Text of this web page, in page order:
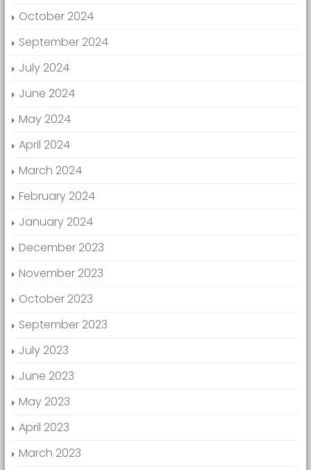
October 2024
September 2024
July 2024
June 2024
May 2024
April 2024
March 2024
February 2024
January 2024
December 2023
November 2023
October 2023
September 2023
July 2023
June 2023
May 2023
April 2023
March 2023